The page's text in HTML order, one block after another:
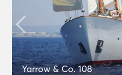
Yarrow & Co. 108